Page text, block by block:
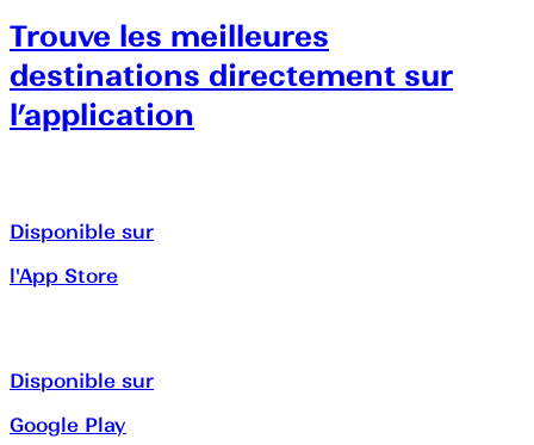
Trouve les meilleures
destinations directement sur
l’application
Disponible sur
l'App Store
Disponible sur
Google Play